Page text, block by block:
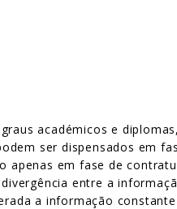
académicos e
ser dispensados em
apenas em fase de
entre a
a informação